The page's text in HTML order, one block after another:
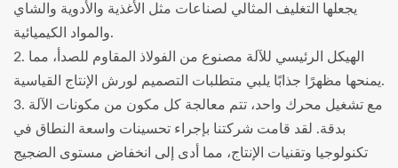
يجعلها التغليف المثالي لصناعات مثل الأغذية والأدوية والشاي
والمواد الكيميائية.
2. الهيكل الرئيسي للآلة مصنوع من الفولاذ المقاوم للصدأ، مما
يمنحها مظهرًا جذابًا يلبي متطلبات التصميم لورش الإنتاج القياسية.
3. مع تشغيل محرك واحد، تتم معالجة كل مكون من مكونات الآلة
بدقة. لقد قامت شركتنا بإجراء تحسينات واسعة النطاق في
تكنولوجيا وتقنيات الإنتاج، مما أدى إلى انخفاض مستوى الضجيج